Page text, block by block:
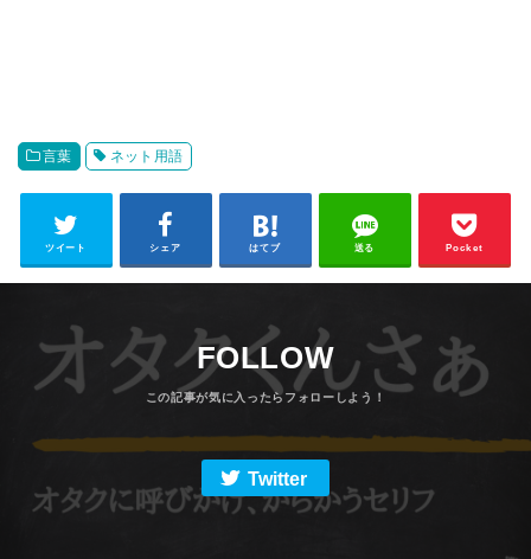
言葉 ネット用語
ツイート シェア はてブ 送る Pocket
FOLLOW
Twitter